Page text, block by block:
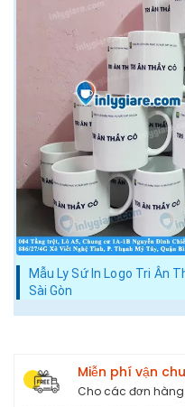
Mẫu Ly Sứ In Logo Tri Ân
Sài Gòn
Miễn phí vận
Cho các đơn hàng